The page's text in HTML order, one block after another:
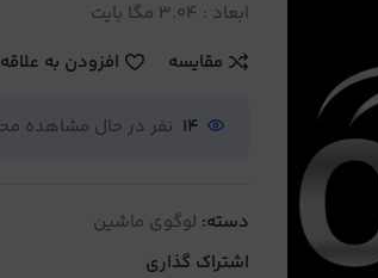
ابعاد : 3.04 مگا بایت
مقایسه
افزودن به
14 نفر در حال مشاهده
دسته: لوگوی ماشین
اشتراک گذاری